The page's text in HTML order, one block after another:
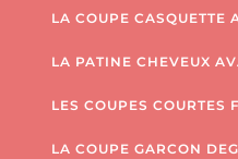
LA COUPE CASQUETTE
LA PATINE CHEVEUX
LES COUPES COURTES
LA COUPE GARCON